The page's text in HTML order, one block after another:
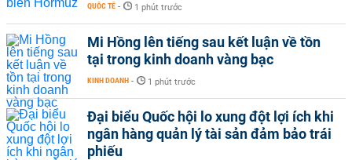
QUỐC TẾ - 1 phút trước
Mi Hồng lên tiếng sau kết luận về tồn
tại trong kinh doanh vàng bạc
KINH DOANH - 1 phút trước
Đại biểu Quốc hội lo xung đột lợi ích khi
ngân hàng quản lý tài sản đảm bảo trái
phiếu